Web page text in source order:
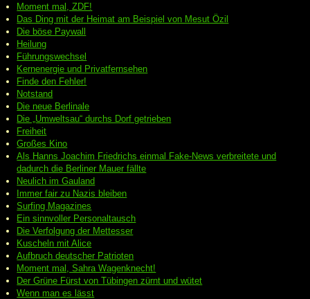
Moment mal, ZDF!
Das Ding mit der Heimat am Beispiel von Mesut Özil
Die böse Paywall
Heilung
Führungswechsel
Kernenergie und Privatfernsehen
Finde den Fehler!
Notstand
Die neue Berlinale
Die „Umweltsau“ durchs Dorf getrieben
Freiheit
Großes Kino
Als Hanns Joachim Friedrichs einmal Fake-News verbreitete und
dadurch die Berliner Mauer fällte
Neulich im Gauland
Immer fair zu Nazis bleiben
Surfing Magazines
Ein sinnvoller Personaltausch
Die Verfolgung der Mettesser
Kuscheln mit Alice
Aufbruch deutscher Patrioten
Moment mal, Sahra Wagenknecht!
Der Grüne Fürst von Tübingen zürnt und wütet
Wenn man es lässt